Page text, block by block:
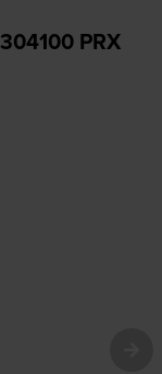
PRX